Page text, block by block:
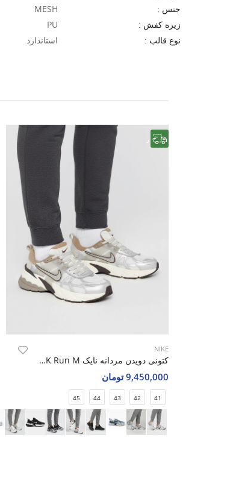
جنس : MESH
زیره کفش : PU
نوع قالب : استاندارد
NIKE
کتونی دویدن مردانه نایک Nike V2K Run M
9,450,000 تومان
41
42
43
44
45